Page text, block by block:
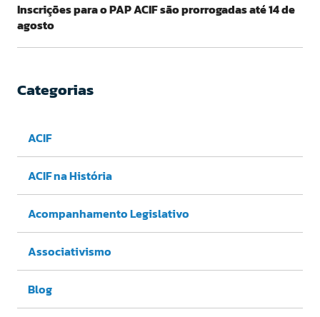
Inscrições para o PAP ACIF são prorrogadas até 14 de
agosto
Categorias
ACIF
ACIF na História
Acompanhamento Legislativo
Associativismo
Blog